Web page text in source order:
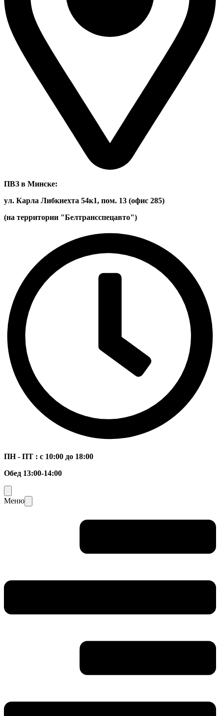
ПВЗ в Минске:
ул. Карла Либкнехта 54к1, пом. 13 (офис 285)
(на территории "Белтрансспецавто")
ПН - ПТ : с 10:00 до 18:00
Обед 13:00-14:00
Меню